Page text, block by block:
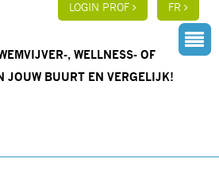
LOGIN PROF FR
, WELLNESS- OF
JOUW BUURT EN VERGELIJK!